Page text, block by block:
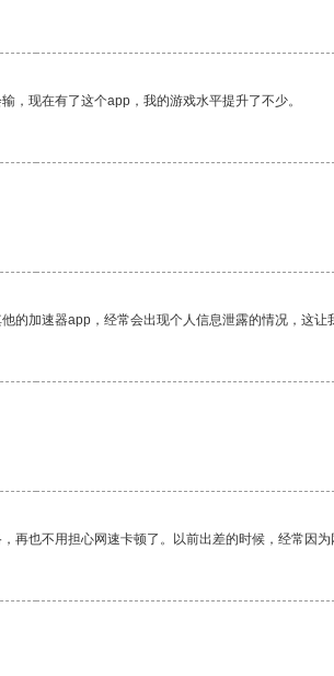
，现在有了这个app，我的游戏水平提升了不少。
加速器app，经常会出现个人信息泄露的情况，这让
也不用担心网速卡顿了。以前出差的时候，经常因